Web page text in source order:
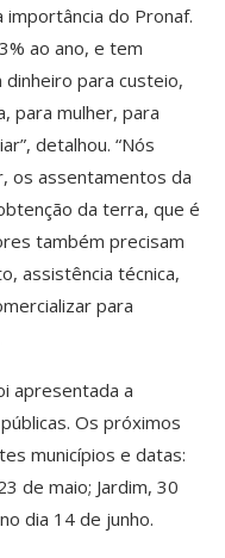
do Pronaf.
ao ano, e tem
para custeio,
para mulher, para
detalhou. “Nós
os assentamentos da
da terra, que é
também precisam
assistência técnica,
para
apresentada a
Os próximos
municípios e datas:
de maio; Jardim, 30
dia 14 de junho.